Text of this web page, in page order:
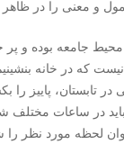
و معنی را در
محیط جامعه بوده و
که در خانه
تابستان، پاییز را
در ساعات مختلف
لحظه مورد نظر را